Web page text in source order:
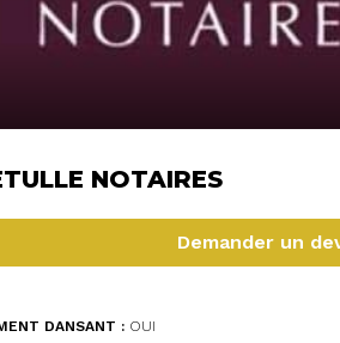
NOTAIRES
Demander un
DANSANT : OUI